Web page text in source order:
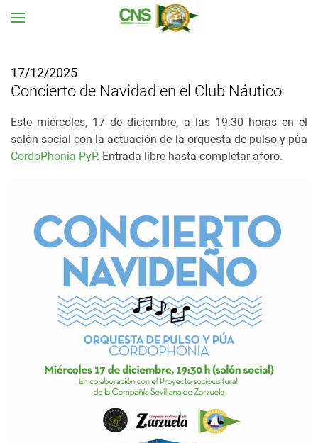
17/12/2025
Concierto de Navidad en el Club Náutico
Este miércoles, 17 de diciembre, a las 19:30 horas en el
salón social con la actuación de la orquesta de pulso y púa
CordoPhonia PyP. Entrada libre hasta completar aforo.